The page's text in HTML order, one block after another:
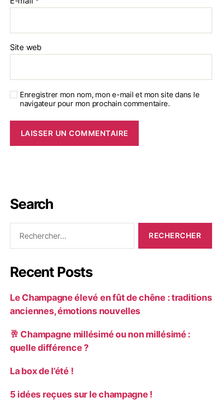
Site web
Enregistrer mon nom, mon e-mail et mon site dans le
navigateur pour mon prochain commentaire.
Search
Recent Posts
Le Champagne élevé en fût de chêne : traditions
anciennes, émotions nouvelles
🥂 Champagne millésimé ou non millésimé :
quelle différence ?
La box de l’été !
5 idées reçues sur le champagne !